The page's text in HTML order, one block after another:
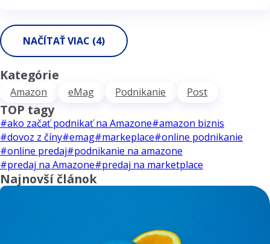
NAČÍTAŤ VIAC (4)
Kategórie
Amazon eMag Podnikanie Post
TOP tagy
#ako začať podnikať na Amazone#amazon biznis
#dovoz z číny#emag#markeplace#online podnikanie
#online predaj#podnikanie na amazone
#predaj na Amazone#predaj na marketplace
Najnovší článok